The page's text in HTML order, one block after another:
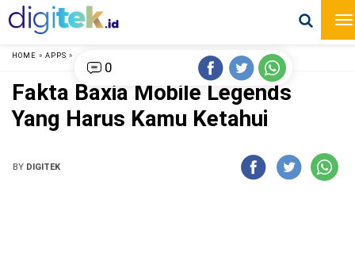
HOME » APPS »
Fakta Baxia Mobile Legends
Yang Harus Kamu Ketahui
BY DIGITEK
0